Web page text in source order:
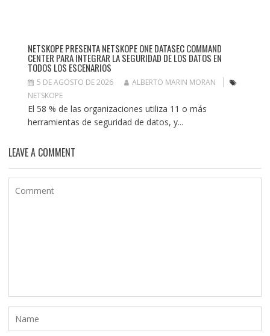
NETSKOPE PRESENTA NETSKOPE ONE DATASEC COMMAND
CENTER PARA INTEGRAR LA SEGURIDAD DE LOS DATOS EN
TODOS LOS ESCENARIOS
5 DE AGOSTO DE 2026
ALBERTO MARIN MORAN
NETSKOPE
El 58 % de las organizaciones utiliza 11 o más
herramientas de seguridad de datos, y...
LEAVE A COMMENT